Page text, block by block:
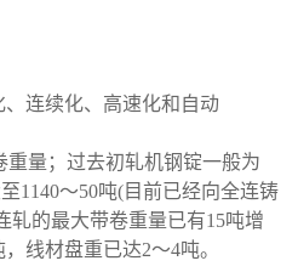
连续化、高速化和自动
重量；过去初轧机钢锭一般为
1140～50吨(目前已经向全连铸
轧的最大带卷重量已有15吨增
线材盘重已达2～4吨。